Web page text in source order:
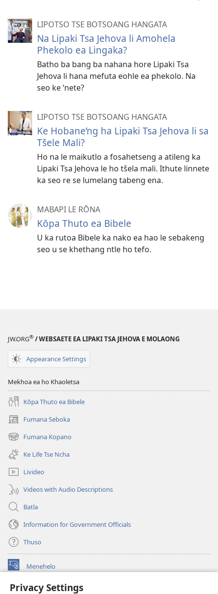
Privacy Settings
LIPOTSO TSE BOTSOANG HANGATA
Na Lipaki Tsa Jehova li Amohela
Phekolo ea Lingaka?
Batho ba bang ba nahana hore Lipaki Tsa
Jehova li hana mefuta eohle ea phekolo. Na
seo ke ’nete?
LIPOTSO TSE BOTSOANG HANGATA
Ke Hobane’ng ha Lipaki Tsa Jehova li sa
Tšele Mali?
Ho na le maikutlo a fosahetseng a atileng ka
Lipaki Tsa Jehova le ho tšela mali. Ithute linnete
ka seo re se lumelang tabeng ena.
MABAPI LE RŌNA
Kōpa Thuto ea Bibele
U ka rutoa Bibele ka nako ea hao le sebakeng
seo u se khethang ntle ho tefo.
JW.ORG® / WEBSAETE EA LIPAKI TSA JEHOVA E MOLAONG
Appearance Settings
Mekhoa ea ho Khaoletsa
Kōpa Thuto ea Bibele
Fumana Seboka
(opens
new
window)
Fumana Kopano
(opens
new
window)
Ke Life Tse Ncha
Livideo
Videos with Audio Descriptions
Batla
Information for Government Officials
Thuso
Menehelo
(opens
window)